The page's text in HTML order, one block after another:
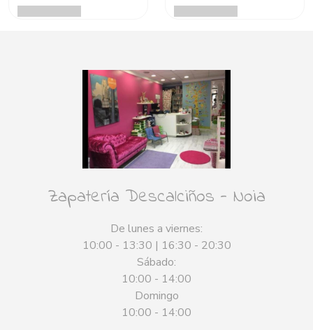
Zapatería Descalciños - Noia
De lunes a viernes:
10:00 - 13:30 | 16:30 - 20:30
Sábado:
10:00 - 14:00
Domingo
10:00 - 14:00